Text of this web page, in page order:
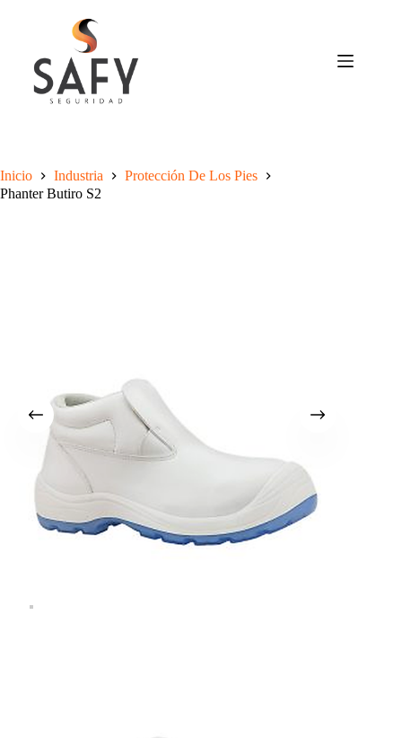
Inicio Industria
Protección De Los Pies
Phanter Butiro S2